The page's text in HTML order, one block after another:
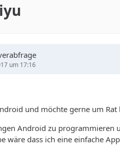
um 17:16
und möchte gerne um Rat
Android zu
wäre dass ich eine einfache